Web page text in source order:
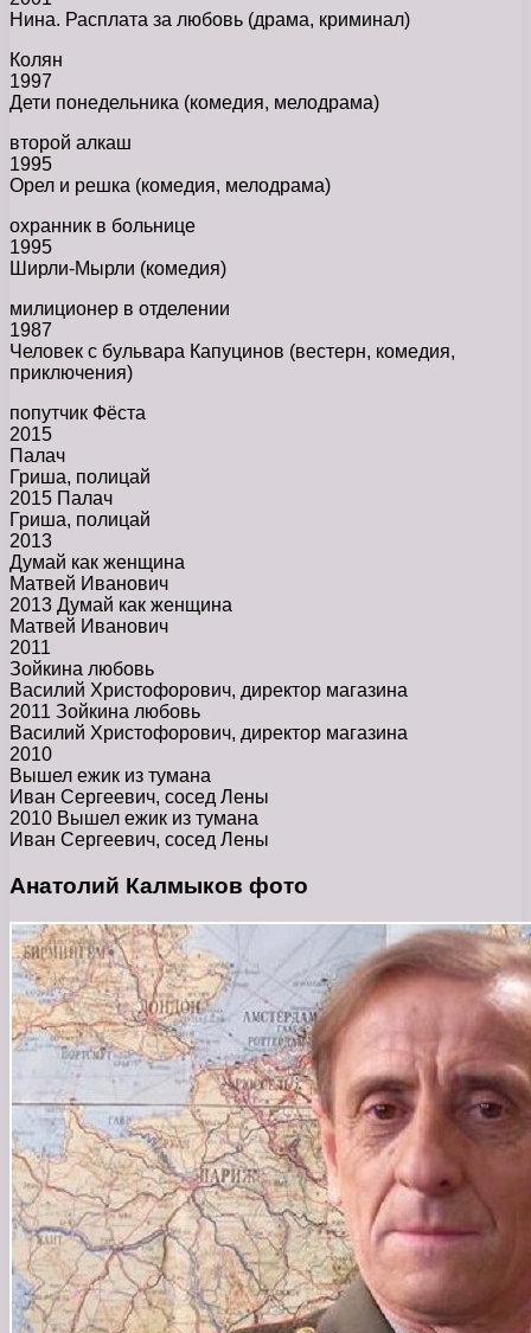
Нина. Расплата за любовь (драма, криминал)
Колян
1997
Дети понедельника (комедия, мелодрама)
второй алкаш
1995
Орел и решка (комедия, мелодрама)
охранник в больнице
1995
Ширли-Мырли (комедия)
милиционер в отделении
1987
Человек с бульвара Капуцинов (вестерн, комедия,
приключения)
попутчик Фёста
2015
Палач
Гриша, полицай
2015 Палач
Гриша, полицай
2013
Думай как женщина
Матвей Иванович
2013 Думай как женщина
Матвей Иванович
2011
Зойкина любовь
Василий Христофорович, директор магазина
2011 Зойкина любовь
Василий Христофорович, директор магазина
2010
Вышел ежик из тумана
Иван Сергеевич, сосед Лены
2010 Вышел ежик из тумана
Иван Сергеевич, сосед Лены
Анатолий Калмыков фото